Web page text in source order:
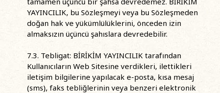
YAYINCILIK, bu Sözleşmeyi veya bu Sözleşmeden
doğan hak ve yükümlülüklerini, önceden izin
almaksızın üçüncü şahıslara devredebilir.
7.3. Tebligat: BİRİKİM YAYINCILIK tarafından
Kullanıcıların Web Sitesine verdikleri, ilettikleri
iletişim bilgilerine yapılacak e-posta, kısa mesaj
(sms), faks tebliğlerinin veya benzeri elektronik